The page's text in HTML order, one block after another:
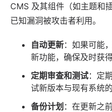
CMS 及其组件（如主题和
已知漏洞被攻击者利用。
自动更新：如果可能
新功能，确保及时获
定期审查和测试：定
试新版本与现有系统的
备份计划 ：在更新之